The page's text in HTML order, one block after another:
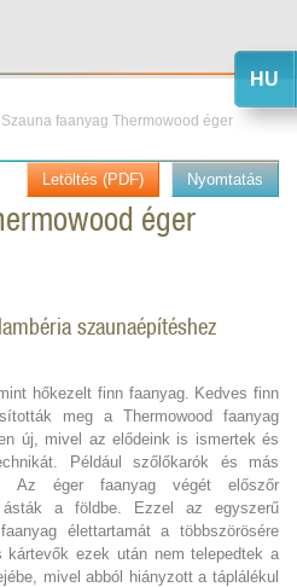
Szauna faanyag Thermowood éger
Nyomtatás
Letöltés (PDF)
éger
szaunaépítéshez
hőkezelt finn faanyag. Kedves finn
meg a Thermowood faanyag
új, mivel az elődeink is ismertek és
Például szőlőkarók és más
Az éger faanyag végét előszőr
ásták a földbe. Ezzel az egyszerű
élettartamát a többszörösére
ezek után nem telepedtek a
mivel abból hiányzott a táplálékul
HU